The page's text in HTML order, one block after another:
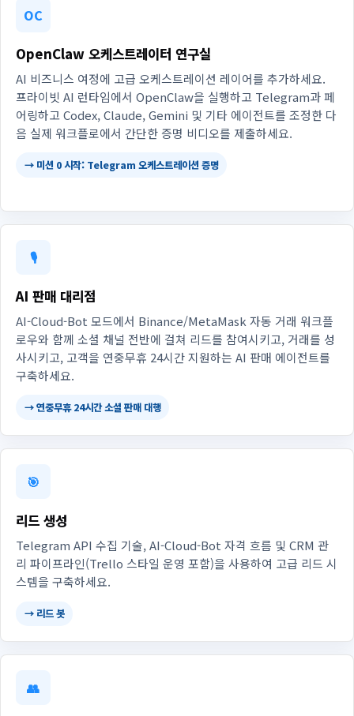
OC
OpenClaw 오케스트레이터 연구실
AI 비즈니스 여정에 고급 오케스트레이션 레이어를 추가하세요.
프라이빗 AI 런타임에서 OpenClaw을 실행하고 Telegram과 페
어링하고 Codex, Claude, Gemini 및 기타 에이전트를 조정한 다
음 실제 워크플로에서 간단한 증명 비디오를 제출하세요.
→ 미션 0 시작: Telegram 오케스트레이션 증명
🎙️
AI 판매 대리점
AI-Cloud-Bot 모드에서 Binance/MetaMask 자동 거래 워크플
로우와 함께 소셜 채널 전반에 걸쳐 리드를 참여시키고, 거래를 성
사시키고, 고객을 연중무휴 24시간 지원하는 AI 판매 에이전트를
구축하세요.
→ 연중무휴 24시간 소셜 판매 대행
🎯
리드 생성
Telegram API 수집 기술, AI-Cloud-Bot 자격 흐름 및 CRM 관
리 파이프라인(Trello 스타일 운영 포함)을 사용하여 고급 리드 시
스템을 구축하세요.
→ 리드 봇
👥